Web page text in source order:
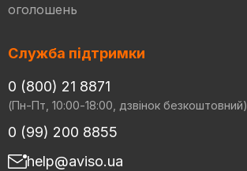
оголошень
Служба підтримки
0 (800) 21 8871
(Пн-Пт, 10:00-18:00, дзвінок безкоштовний)
0 (99) 200 8855
help@aviso.ua